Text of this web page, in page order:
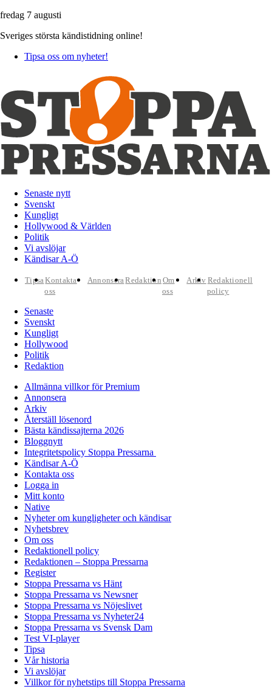
fredag 7 augusti
Sveriges största kändistidning online!
Tipsa oss om nyheter!
Senaste nytt
Svenskt
Kungligt
Hollywood & Världen
Politik
Vi avslöjar
Kändisar A-Ö
TipsaKontakta
oss
AnnonseraRedaktion Om
oss
Arkiv Redaktionell
policy
Senaste
Svenskt
Kungligt
Hollywood
Politik
Redaktion
Allmänna villkor för Premium
Annonsera
Arkiv
Återställ lösenord
Bästa kändissajterna 2026
Bloggnytt
Integritetspolicy Stoppa Pressarna
Kändisar A-Ö
Kontakta oss
Logga in
Mitt konto
Native
Nyheter om kungligheter och kändisar
Nyhetsbrev
Om oss
Redaktionell policy
Redaktionen – Stoppa Pressarna
Register
Stoppa Pressarna vs Hänt
Stoppa Pressarna vs Newsner
Stoppa Pressarna vs Nöjeslivet
Stoppa Pressarna vs Nyheter24
Stoppa Pressarna vs Svensk Dam
Test VI-player
Tipsa
Vår historia
Vi avslöjar
Villkor för nyhetstips till Stoppa Pressarna